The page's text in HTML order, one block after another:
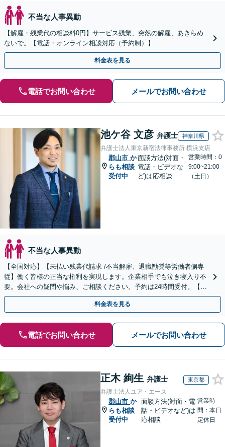
不当な人事異動
【解雇・残業代の相談料0円】サービス残業、突然の解雇、あきらめ
ないで。【電話・オンライン相談対応（予約制）】
料金表を見る
電話でお問い合わせ メールでお問い合わせ
池ケ谷 文彦 弁護士 神奈川県
弁護士法人東京新宿法律事務所 横浜支店
郡山市 か
らも相談
受付中
面談方法(対面・
電話・ビデオな
ど)は応相談
営業時間：0
9:00~21:00
（土日）
不当な人事異動
【全国対応】【未払い残業代請求 /不当解雇、退職勧奨等労働者側専
従】働く皆様の正当な権利を実現します。企業相手でも泣き寝入り不
要。会社への疑問や悩み、ご相談ください。予約は24時間受付。【初
回面談無料】【夜間・休日対応可】
料金表を見る
電話でお問い合わせ メールでお問い合わせ
正木 絢生 弁護士 東京都
弁護士法人ユア・エース
郡山市 か
らも相談
受付中
面談方法(対面・電
話・ビデオなど)は
応相談
営業時
間：本日
定休日